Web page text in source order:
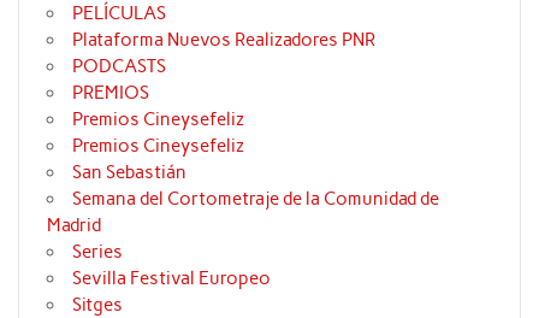
PELÍCULAS
Plataforma Nuevos Realizadores PNR
PODCASTS
PREMIOS
Premios Cineysefeliz
Premios Cineysefeliz
San Sebastián
Semana del Cortometraje de la Comunidad de
Madrid
Series
Sevilla Festival Europeo
Sitges